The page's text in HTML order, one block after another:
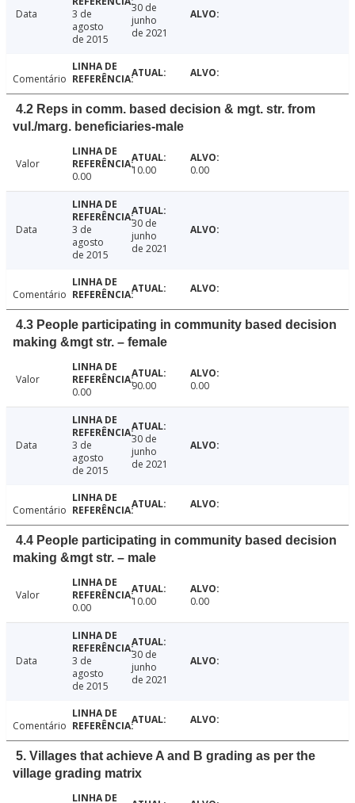
Data
3 de
agosto
de 2015
30 de
junho
de 2021
Comentário
4.2 Reps in comm. based decision & mgt. str. from
vul./marg. beneficiaries-male
Valor
0.00
10.00 0.00
Data
3 de
agosto
de 2015
30 de
junho
de 2021
Comentário
4.3 People participating in community based decision
making &mgt str. – female
Valor
0.00
90.00 0.00
Data
3 de
agosto
de 2015
30 de
junho
de 2021
Comentário
4.4 People participating in community based decision
making &mgt str. – male
Valor
0.00
10.00 0.00
Data
3 de
agosto
de 2015
30 de
junho
de 2021
Comentário
5. Villages that achieve A and B grading as per the
village grading matrix